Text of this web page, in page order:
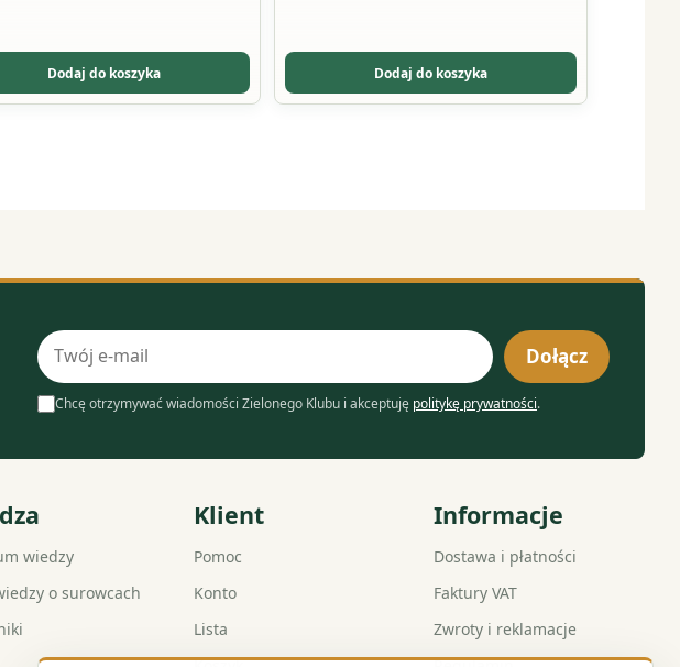
Dodaj do koszyka Dodaj do koszyka
Adres
e-
mail
Dołącz
Chcę otrzymywać wiadomości Zielonego Klubu i akceptuję politykę prywatności.
wiedzy
o surowcach
Klient
Pomoc
Konto
Lista
Informacje
Dostawa i płatności
Faktury VAT
Zwroty i reklamacje